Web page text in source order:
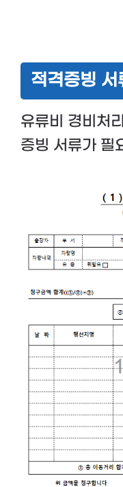
적격증빙 서
유류비 경비처
증빙 서류가 필